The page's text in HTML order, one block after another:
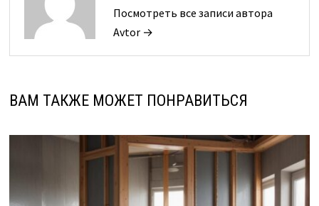
Посмотреть все записи автора
Avtor →
ВАМ ТАКЖЕ МОЖЕТ ПОНРАВИТЬСЯ